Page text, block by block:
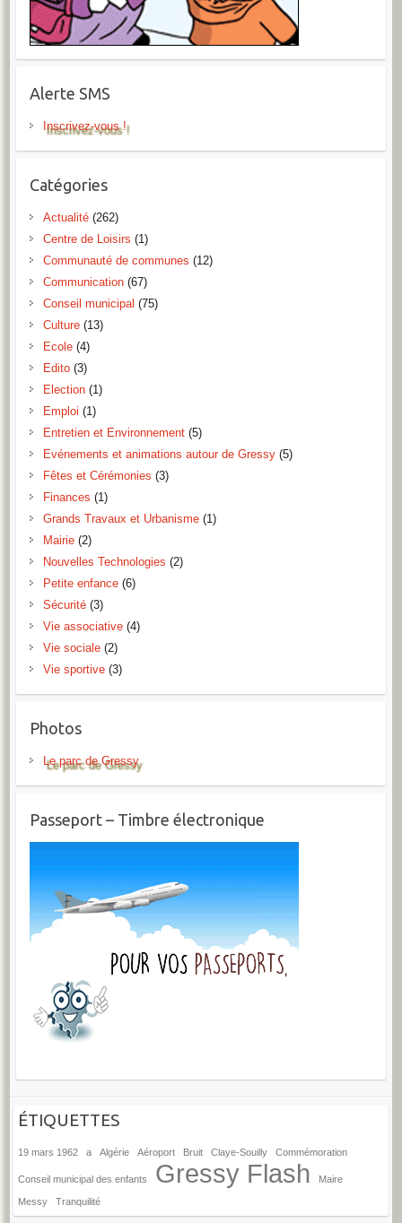
Alerte SMS
Inscrivez-vous !
Catégories
Actualité(262)
Centre de Loisirs (1)
Communauté de communes (12)
Communication(67)
Conseil municipal (75)
Culture(13)
Ecole(4)
Edito(3)
Election(1)
Emploi (1)
Entretien et Environnement(5)
Evénements et animations autour de Gressy(5)
Fêtes et Cérémonies (3)
Finances (1)
Grands Travaux et Urbanisme(1)
Mairie(2)
Nouvelles Technologies (2)
Petite enfance(6)
Sécurité(3)
Vie associative(4)
Vie sociale(2)
Vie sportive(3)
Photos
Le parc de Gressy
Passeport – Timbre électronique
ÉTIQUETTES
19 mars 1962 a Algérie Aéroport Bruit Claye-Souilly Commémoration
Conseil municipal des enfants Gressy Flash Maire
Messy Tranquilité